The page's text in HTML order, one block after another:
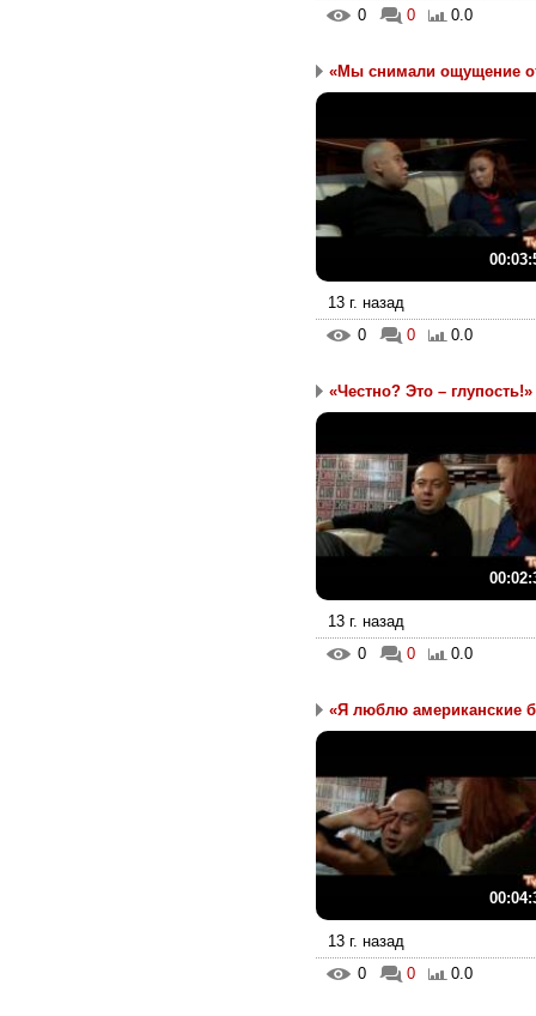
0
0 0.0
«Мы снимали ощущение
13 г. назад
0
0 0.0
«Честно? Это – глупость!»
13 г. назад
0
0 0.0
«Я люблю американские
13 г. назад
0
0 0.0